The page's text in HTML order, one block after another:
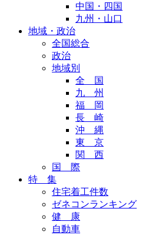
中国・四国
九州・山口
地域・政治
全国総合
政治
地域別
全 国
九 州
福 岡
長 崎
沖 縄
東 京
関 西
国 際
特 集
住宅着工件数
ゼネコンランキング
健 康
自動車